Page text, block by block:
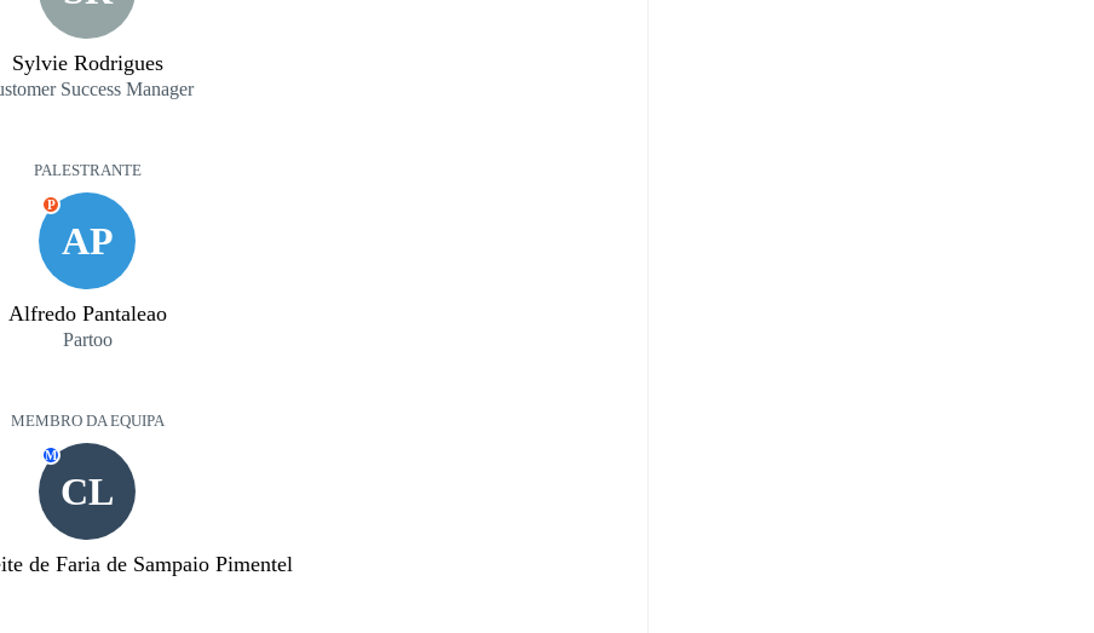
Sylvie Rodrigues
Success Manager
PALESTRANTE
AP
P
Alfredo Pantaleao
Partoo
MEMBRO DA EQUIPA
CL
M
de Faria de Sampaio Pimentel